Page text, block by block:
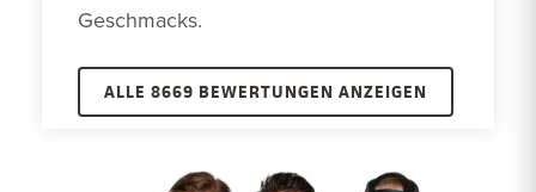
Geschmacks.
ALLE 8669 BEWERTUNGEN ANZEIGEN